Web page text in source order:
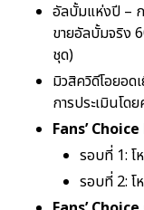
อัลบั้มแห่งปี –
ขายอัลบั้มจริง
ชุด)
มิวสิควิดีโอยอด
การประเมินโด
Fans’
รอบที่ 1: โ
รอบที่ 2: โ